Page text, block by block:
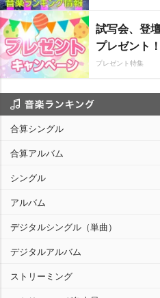
試写会、登
プレゼント！
プレゼント特集
合算シングル
合算アルバム
シングル
アルバム
デジタルシングル（単曲）
デジタルアルバム
ストリーミング